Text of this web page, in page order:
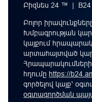
Բիզնես 24 ™ |
Բոլոր
Խմբագրության
կայքում
արտահայտված
հղումը https://
գործելով կայք՝
օգտագործման